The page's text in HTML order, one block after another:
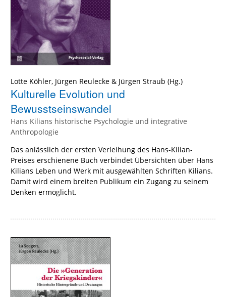
Lotte Köhler, Jürgen Reulecke & Jürgen Straub (Hg.)
Kulturelle Evolution und
Bewusstseinswandel
Hans Kilians historische Psychologie und integrative
Anthropologie
Das anlässlich der ersten Verleihung des Hans-Kilian-
Preises erschienene Buch verbindet Übersichten über Hans
Kilians Leben und Werk mit ausgewählten Schriften Kilians.
Damit wird einem breiten Publikum ein Zugang zu seinem
Denken ermöglicht.